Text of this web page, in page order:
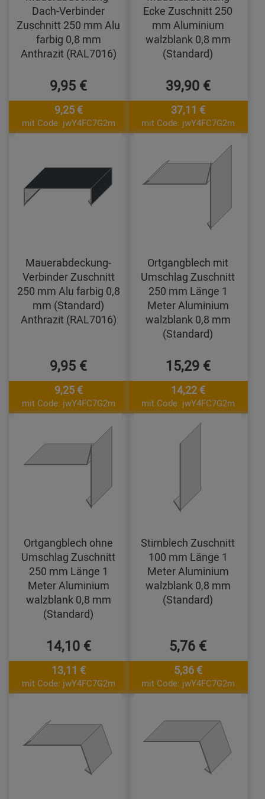
Dach-Verbinder
Zuschnitt 250 mm Alu
farbig 0,8 mm
Anthrazit (RAL7016)
9,95 €
9,25 €
mit Code: jwY4FC7G2m
Ecke Zuschnitt 250
mm Aluminium
walzblank 0,8 mm
(Standard)
39,90 €
37,11 €
mit Code: jwY4FC7G2m
Mauerabdeckung-
Verbinder Zuschnitt
250 mm Alu farbig 0,8
mm (Standard)
Anthrazit (RAL7016)
9,95 €
9,25 €
mit Code: jwY4FC7G2m
Ortgangblech mit
Umschlag Zuschnitt
250 mm Länge 1
Meter Aluminium
walzblank 0,8 mm
(Standard)
15,29 €
14,22 €
mit Code: jwY4FC7G2m
Ortgangblech ohne
Umschlag Zuschnitt
250 mm Länge 1
Meter Aluminium
walzblank 0,8 mm
(Standard)
14,10 €
13,11 €
mit Code: jwY4FC7G2m
Stirnblech Zuschnitt
100 mm Länge 1
Meter Aluminium
walzblank 0,8 mm
(Standard)
5,76 €
5,36 €
mit Code: jwY4FC7G2m